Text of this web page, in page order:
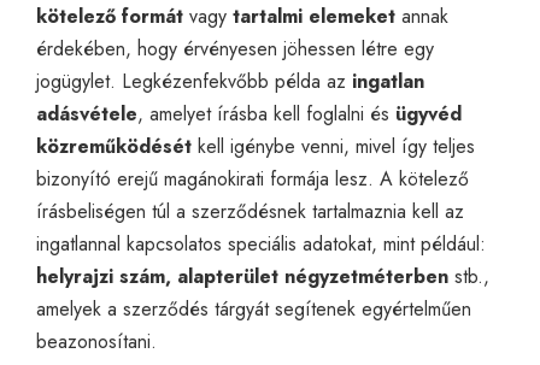
kötelező formát vagy tartalmi elemeket annak
érdekében, hogy érvényesen jöhessen létre egy
jogügylet. Legkézenfekvőbb példa az ingatlan
adásvétele, amelyet írásba kell foglalni és ügyvéd
közreműködését kell igénybe venni, mivel így teljes
bizonyító erejű magánokirati formája lesz. A kötelező
írásbeliségen túl a szerződésnek tartalmaznia kell az
ingatlannal kapcsolatos speciális adatokat, mint például:
helyrajzi szám, alapterület négyzetméterben stb.,
amelyek a szerződés tárgyát segítenek egyértelműen
beazonosítani.